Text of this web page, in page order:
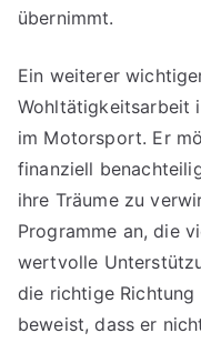
übernimmt.
Ein weiterer
Wohltätigkeitsarbeit
im Motorsport. Er
finanziell
ihre Träume zu
Programme an, die
wertvolle
die richtige Richtung
beweist, dass er